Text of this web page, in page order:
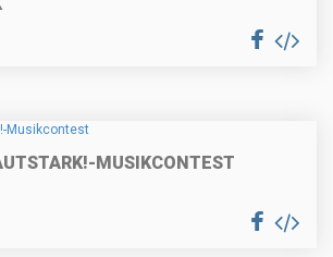
MUSIKCONTEST